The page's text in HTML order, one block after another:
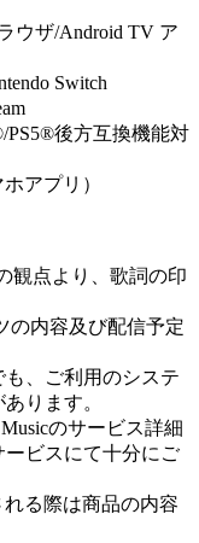
ウザ/Android TV ア
Switch
PS5®後方互換機能対
アプリ）
観点より、歌詞の印
の内容及び配信予定
、ご利用のシステ
ります。
のサービス詳細
ビスにて十分にご
れる際は商品の内容